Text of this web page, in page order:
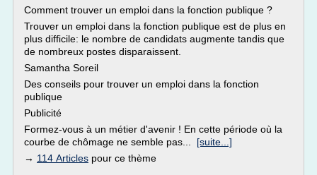
Comment trouver un emploi dans la fonction publique ?
Trouver un emploi dans la fonction publique est de plus en
plus difficile: le nombre de candidats augmente tandis que
de nombreux postes disparaissent.
Samantha Soreil
Des conseils pour trouver un emploi dans la fonction
publique
Publicité
Formez-vous à un métier d'avenir ! En cette période où la
courbe de chômage ne semble pas... [suite...]
→ 114 Articles pour ce thème